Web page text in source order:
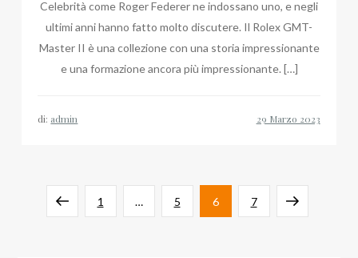
Celebrità come Roger Federer ne indossano uno, e negli
ultimi anni hanno fatto molto discutere. Il Rolex GMT-
Master II è una collezione con una storia impressionante
e una formazione ancora più impressionante. […]
di: admin
Paginazione
PaginaPagina
1 … Pagina
5 Pagina
6 Pagina
7 Pagina